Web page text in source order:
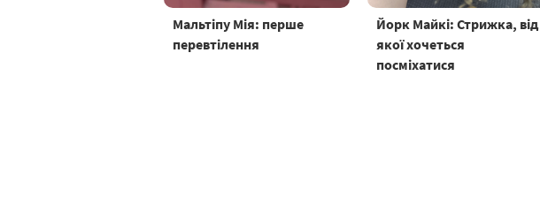
Мальтіпу Мія: перше
перевтілення
Йорк Майкі: Стрижка, від
якої хочеться
посміхатися